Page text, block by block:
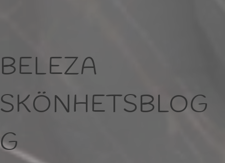
BELEZA
SKÖNHETSBLOG
G